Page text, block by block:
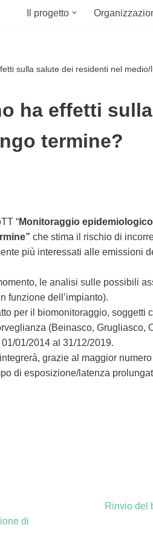
Il progetto
sulla salute dei residenti nel
ha effetti
termine?
“Monitoraggio
che stima il rischio di
più interessati alle emissioni
le analisi sulle possibili
funzione dell’impianto).
per il biomonitoraggio, soggetti
(Beinasco, Grugliasco,
01/2014 al 31/12/2019.
grazie al maggior
di esposizione/latenza
di
Rinvio del